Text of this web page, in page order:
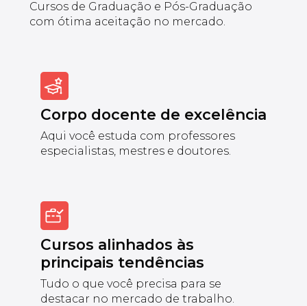
Cursos de Graduação e Pós-Graduação
com ótima aceitação no mercado.
Corpo docente de excelência
Aqui você estuda com professores
especialistas, mestres e doutores.
Cursos alinhados às
principais tendências
Tudo o que você precisa para se
destacar no mercado de trabalho.